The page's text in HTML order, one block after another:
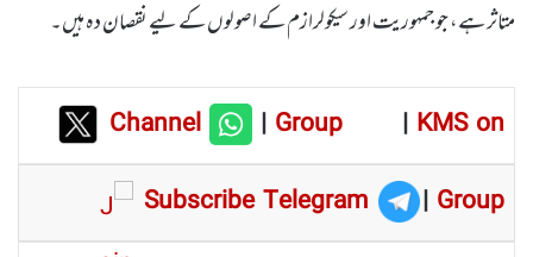
متاثر ہے، جو جمہوریت اور سیکولرازم کے اصولوں کے لیے نقصان دہ ہیں۔
Channel |Group | KMS on
Subscribe Telegram
| Group